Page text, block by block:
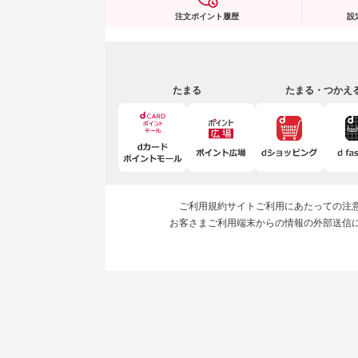
注文ポイント履歴 設
たまる たまる・つかえ
ご利用規約サイトご利用にあたっての注
お客さまご利用端末からの情報の外部送信